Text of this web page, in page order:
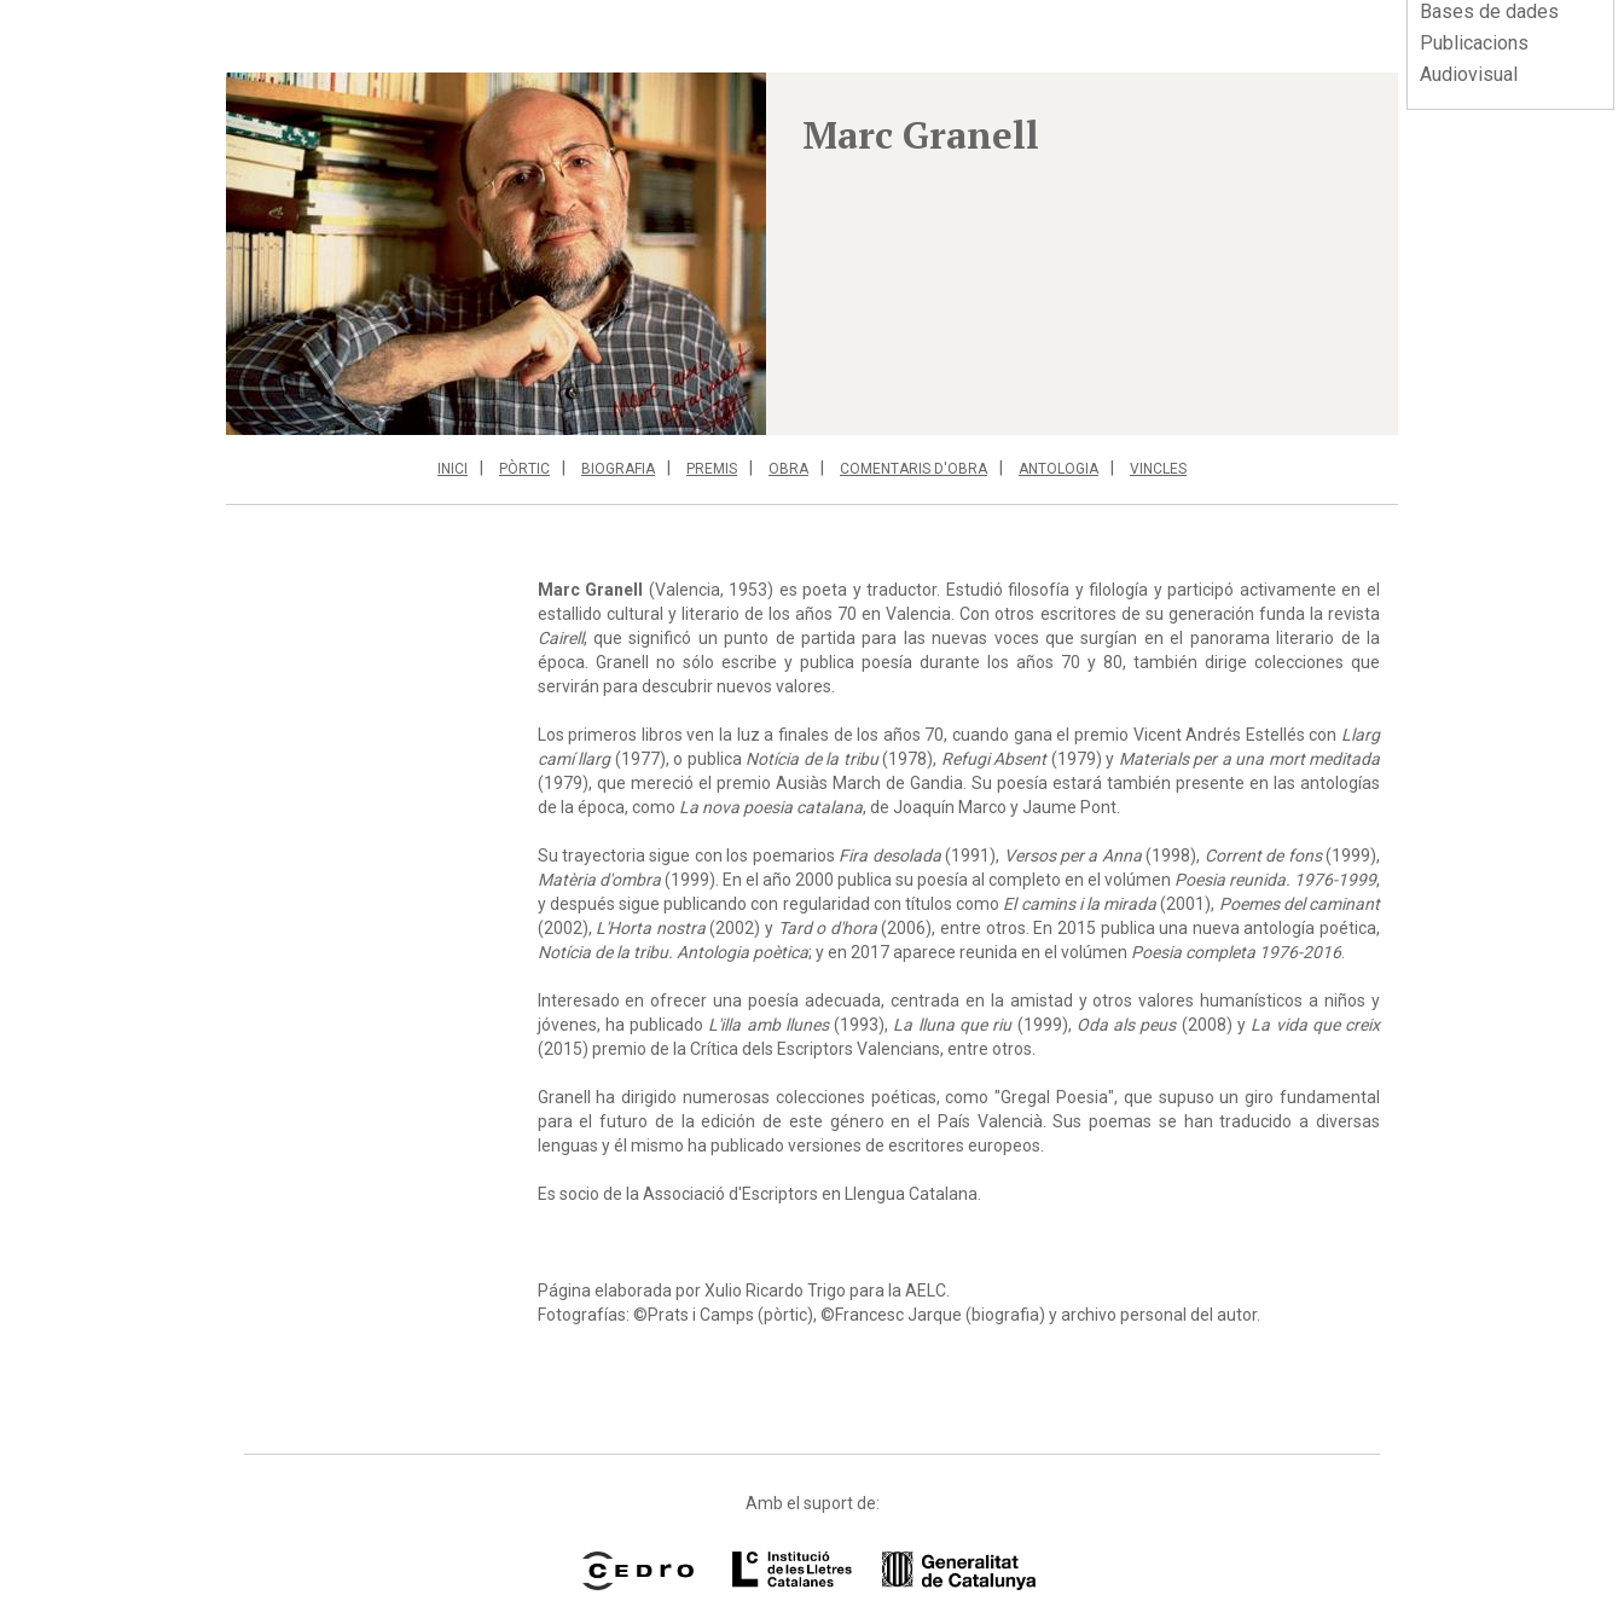
Bases de dades
Publicacions
Audiovisual
Marc Granell
INICI PÒRTIC BIOGRAFIA PREMIS OBRA COMENTARIS D'OBRA ANTOLOGIA VINCLES
Marc Granell
(Valencia, 1953) es poeta y traductor. Estudió filosofía y filología y participó activamente en el
estallido cultural y literario de los años 70 en Valencia. Con otros escritores de su generación funda la revista
Cairell, que significó un punto de partida para las nuevas voces que surgían en el panorama literario de la
época. Granell no sólo escribe y publica poesía durante los años 70 y 80, también dirige colecciones que
servirán para descubrir nuevos valores.
Los primeros libros ven la luz a finales de los años 70, cuando gana el premio Vicent Andrés Estellés con Llarg
camí llarg(1977), o publica Notícia de la tribu(1978), Refugi Absent(1979) y Materials per a una mort meditada
(1979), que mereció el premio Ausiàs March de Gandia. Su poesía estará también presente en las antologías
de la época, como La nova poesia catalana, de Joaquín Marco y Jaume Pont.
Su trayectoria sigue con los poemarios Fira desolada(1991), Versos per a Anna(1998), Corrent de fons(1999),
Matèria d'ombra(1999). En el año 2000 publica su poesía al completo en el volúmen Poesia reunida. 1976-1999,
y después sigue publicando con regularidad con títulos como El camins i la mirada(2001), Poemes del caminant
(2002), L'Horta nostra(2002) y Tard o d'hora(2006), entre otros. En 2015 publica una nueva antología poética,
Notícia de la tribu. Antologia poètica; y en 2017 aparece reunida en el volúmen Poesia completa 1976-2016.
Interesado en ofrecer una poesía adecuada, centrada en la amistad y otros valores humanísticos a niños y
jóvenes, ha publicado L'illa amb llunes(1993), La lluna que riu(1999), Oda als peus(2008) y La vida que creix
(2015) premio de la Crítica dels Escriptors Valencians, entre otros.
Granell ha dirigido numerosas colecciones poéticas, como "Gregal Poesia", que supuso un giro fundamental
para el futuro de la edición de este género en el País Valencià. Sus poemas se han traducido a diversas
lenguas y él mismo ha publicado versiones de escritores europeos.
Es socio de la Associació d'Escriptors en Llengua Catalana.
Página elaborada por Xulio Ricardo Trigo para la AELC.
Fotografías: ©Prats i Camps (pòrtic), ©Francesc Jarque (biografia) y archivo personal del autor.
Amb el suport de: